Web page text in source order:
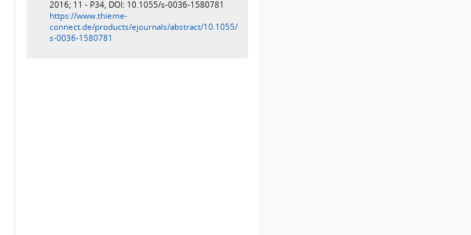
2016; 11 - P34, DOI: 10.1055/s-0036-1580781
https://www.thieme-
connect.de/products/ejournals/abstract/10.1055/
s-0036-1580781